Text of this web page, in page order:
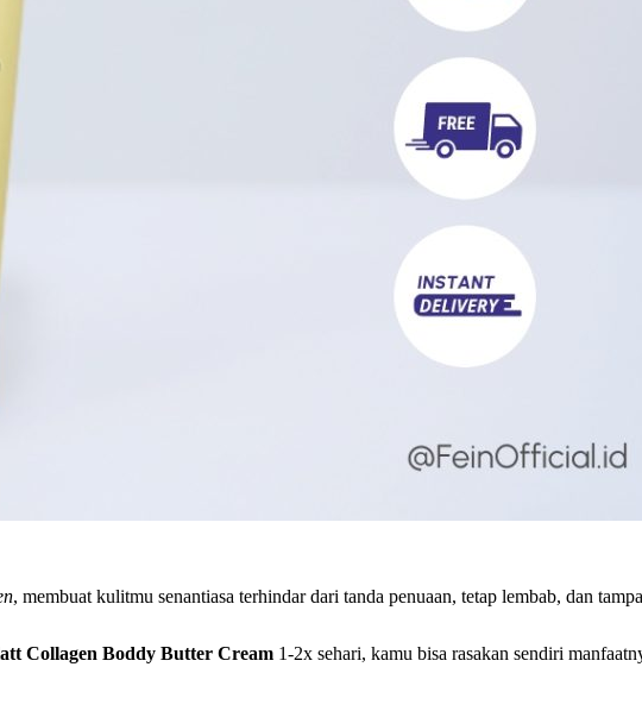
, membuat kulitmu senantiasa terhindar dari tanda penuaan, tetap lembab, dan
Collagen Boddy Butter Cream 1-2x sehari, kamu bisa rasakan sendiri